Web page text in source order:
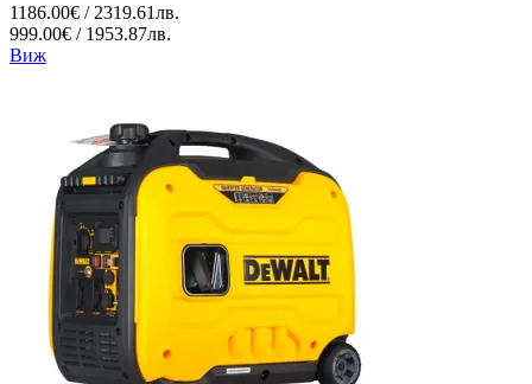
1186.00€ / 2319.61лв.
999.00€ / 1953.87лв.
Виж